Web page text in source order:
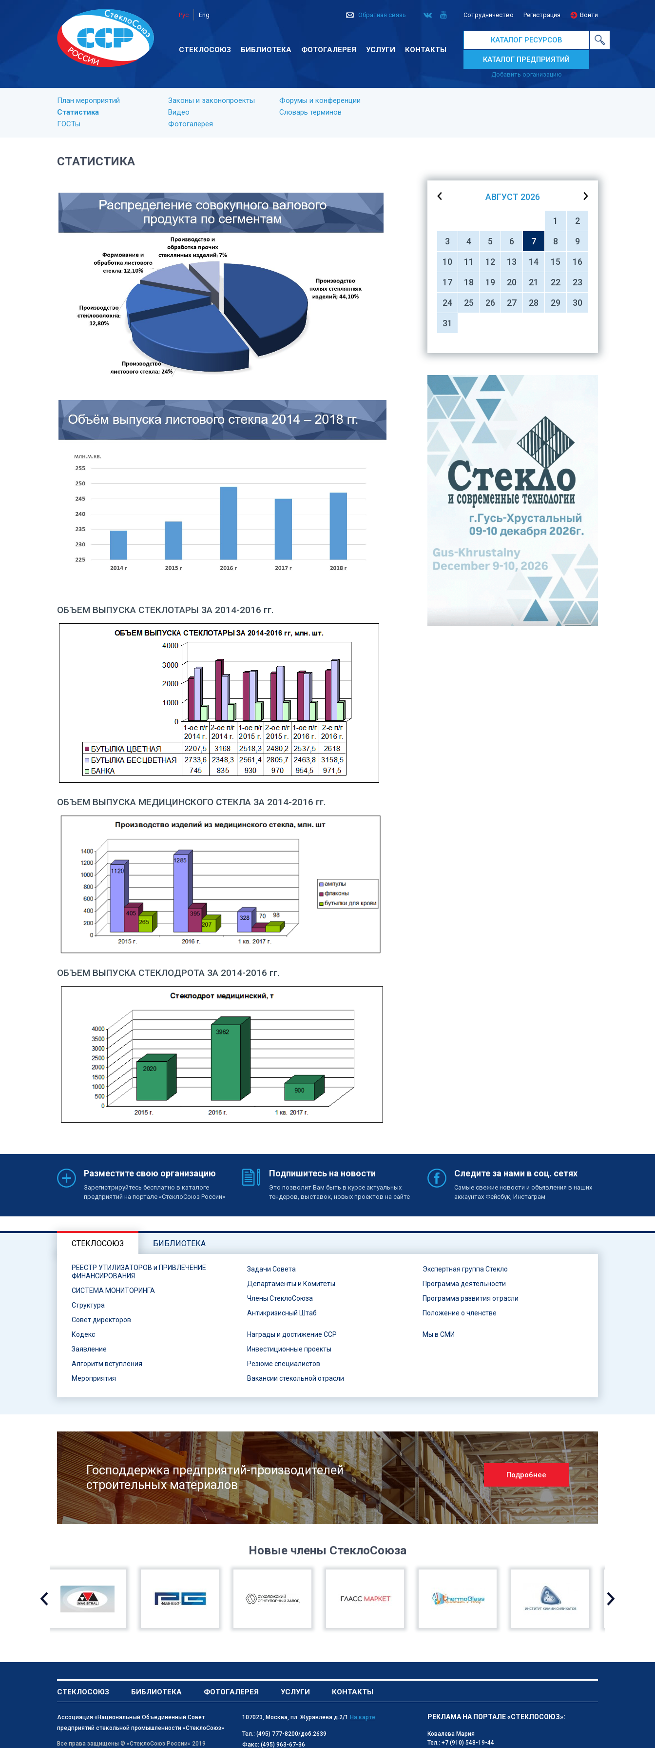
Рус Eng Обратная связь Сотрудничество Регистрация Войти
СТЕКЛОСОЮЗ БИБЛИОТЕКА ФОТОГАЛЕРЕЯ УСЛУГИ КОНТАКТЫ
КАТАЛОГ РЕСУРСОВ
КАТАЛОГ ПРЕДПРИЯТИЙ
Добавить организацию
План мероприятий
Статистика
ГОСТы
Законы и законопроекты
Видео
Фотогалерея
Форумы и конференции
Словарь терминов
СТАТИСТИКА
ОБЪЕМ ВЫПУСКА СТЕКЛОТАРЫ ЗА 2014-2016 гг.
ОБЪЕМ ВЫПУСКА МЕДИЦИНСКОГО СТЕКЛА ЗА 2014-2016 гг.
ОБЪЕМ ВЫПУСКА СТЕКЛОДРОТА ЗА 2014-2016 гг.
АВГУСТ 2026
1
2
3
4 5 6 7 8
9
10
11 12 13 14 15
16
17
18 19 20 21 22
23
24
25 26 27 28 29
30
31
Разместите свою организацию
Зарегистрируйтесь бесплатно в каталоге
предприятий на портале «СтеклоСоюз России»
Подпишитесь на новости
Это позволит Вам быть в курсе актуальных
тендеров, выставок, новых проектов на сайте
Следите за нами в соц. сетях
Самые свежие новости и объявления в наших
аккаунтах Фейсбук, Инстаграм
СТЕКЛОСОЮЗ БИБЛИОТЕКА
РЕЕСТР УТИЛИЗАТОРОВ и ПРИВЛЕЧЕНИЕ
ФИНАНСИРОВАНИЯ
СИСТЕМА МОНИТОРИНГА
Структура
Совет директоров
Задачи Совета
Департаменты и Комитеты
Члены СтеклоСоюза
Антикризисный Штаб
Экспертная группа Стекло
Программа деятельности
Программа развития отрасли
Положение о членстве
Кодекс
Заявление
Алгоритм вступления
Мероприятия
Награды и достижение ССР
Инвестиционные проекты
Резюме специалистов
Вакансии стекольной отрасли
Мы в СМИ
Господдержка предприятий-производителей
строительных материалов
Подробнее
Новые члены СтеклоСоюза
СТЕКЛОСОЮЗ БИБЛИОТЕКА ФОТОГАЛЕРЕЯ УСЛУГИ КОНТАКТЫ
Ассоциация «Национальный Объединенный Совет
предприятий стекольной промышленности «СтеклоСоюз»
Все права защищены © «СтеклоСоюз Роcсии» 2019
107023, Москва, пл. Журавлева д.2/1 На карте
Тел.: (495) 777-8200/доб.2639
Факс: (495) 963-67-36
РЕКЛАМА НА ПОРТАЛЕ «СТЕКЛОСОЮЗ»:
Ковалева Мария
Тел.: +7 (910) 548-19-44